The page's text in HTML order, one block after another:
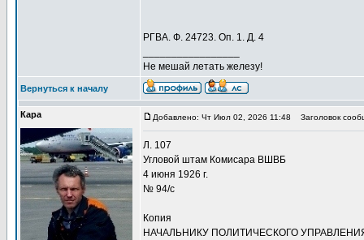
РГВА. Ф. 24723. Оп. 1. Д. 4
Не мешай летать железу!
Вернуться к началу
Кара Добавлено: Чт Июл 02, 2026 11:48 Заголовок
Л. 107
Угловой штам Комисара ВШВБ
4 июня 1926 г.
№ 94/с
Копия
НАЧАЛЬНИКУ ПОЛИТИЧЕСКОГО